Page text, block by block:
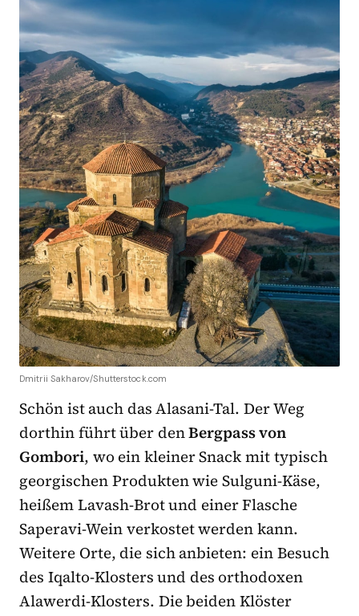
Dmitrii Sakharov/Shutterstock.com
Schön ist auch das Alasani-Tal. Der Weg
dorthin führt über denBergpass von
Gombori, wo ein kleiner Snack mit typisch
georgischen Produkten wie Sulguni-Käse,
heißem Lavash-Brot und einer Flasche
Saperavi-Wein verkostet werden kann.
Weitere Orte, die sich anbieten: ein Besuch
des Iqalto-Klosters und des orthodoxen
Alawerdi-Klosters. Die beiden Klöster